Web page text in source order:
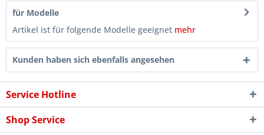
für Modelle
Artikel ist für folgende Modelle geeignet mehr
Kunden haben sich ebenfalls angesehen
Service Hotline
Shop Service